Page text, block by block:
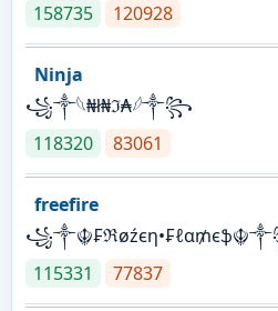
158735
120928
Ninja
꧁⁣༒𓆩₦ł₦ℑ₳𓆪༒꧂
118320
83061
freefire
115331
77837